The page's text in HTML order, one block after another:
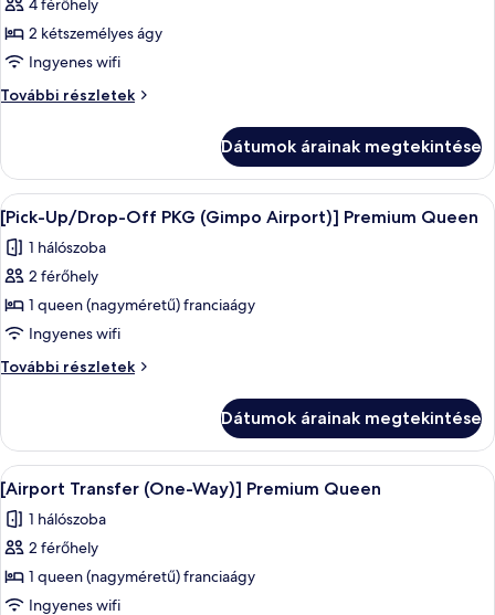
összes
képének
megtekintése:
[Airport
Transfer
Way)]
Deluxe
Family
Twin
2 kétszemélyes ágy
Ingyenes wifi
További részletek
[Airport
Deluxe
Family
Twin
további
részletei
Dátumok árainak megtekintése
A
következő
szoba
összes
képének
megtekintése:
[Pick-
Up/Drop-
PKG
(Gimpo
Airport)]
Premium
Queen
Prémium ágynemű, széf a szobában,
4
[Pick-Up/Drop-Off PKG (Gimpo Airport)] Premium Queen
1 hálószoba
2 férőhely
1 queen (nagyméretű) franciaágy
Ingyenes wifi
További részletek
[Pick-
(Gimpo
Airport)]
Premium
Queen
további
részletei
Dátumok árainak megtekintése
A
következő
szoba
összes
képének
megtekintése:
Prémium ágynemű, széf a szobában,
4
[Airport Transfer (One-Way)] Premium Queen
1 hálószoba
2 férőhely
1 queen (nagyméretű) franciaágy
Ingyenes wifi